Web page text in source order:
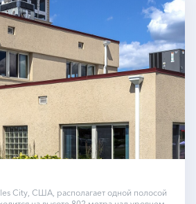
City, США, располагает одной полосой